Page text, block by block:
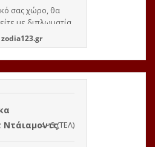
zodia123.gr